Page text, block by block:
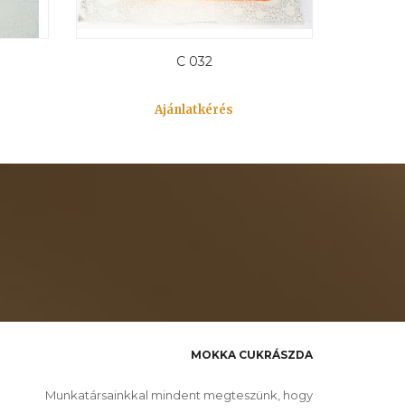
C 032
Ajánlatkérés
MOKKA CUKRÁSZDA
Munkatársainkkal mindent megteszünk, hogy